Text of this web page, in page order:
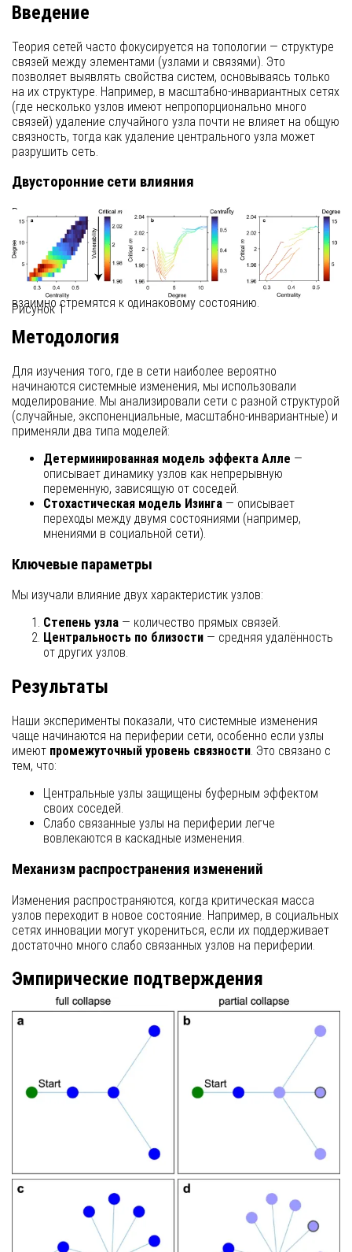
Рисунок 1
Введение
Теория сетей часто фокусируется на топологии — структуре
связей между элементами (узлами и связями). Это
позволяет выявлять свойства систем, основываясь только
на их структуре. Например, в масштабно-инвариантных сетях
(где несколько узлов имеют непропорционально много
связей) удаление случайного узла почти не влияет на общую
связность, тогда как удаление центрального узла может
разрушить сеть.
Двусторонние сети влияния
В реальности сети часто подвергаются более тонким
воздействиям, чем полное удаление узлов. В социальных
сетях люди склонны перенимать взгляды своих связей, в
экологических системах локальные изменения могут
вызвать каскадные эффекты. Такие сети мы называем
«двусторонними сетями влияния», поскольку узлы в них
взаимно стремятся к одинаковому состоянию.
Методология
Для изучения того, где в сети наиболее вероятно
начинаются системные изменения, мы использовали
моделирование. Мы анализировали сети с разной структурой
(случайные, экспоненциальные, масштабно-инвариантные) и
применяли два типа моделей:
Детерминированная модель эффекта Алле —
описывает динамику узлов как непрерывную
переменную, зависящую от соседей.
Стохастическая модель Изинга — описывает
переходы между двумя состояниями (например,
мнениями в социальной сети).
Ключевые параметры
Мы изучали влияние двух характеристик узлов:
Степень узла — количество прямых связей.
Центральность по близости — средняя удалённость
от других узлов.
Результаты
Наши эксперименты показали, что системные изменения
чаще начинаются на периферии сети, особенно если узлы
имеют промежуточный уровень связности. Это связано с
тем, что:
Центральные узлы защищены буферным эффектом
своих соседей.
Слабо связанные узлы на периферии легче
вовлекаются в каскадные изменения.
Механизм распространения изменений
Изменения распространяются, когда критическая масса
узлов переходит в новое состояние. Например, в социальных
сетях инновации могут укорениться, если их поддерживает
достаточно много слабо связанных узлов на периферии.
Эмпирические подтверждения
Наши теоретические выводы согласуются с реальными
наблюдениями:
Социальные инновации
возникают на периферии организаций.
Экологические системы
— локальные изменения
могут предотвратить коллапс всей сети.
Финансовые сети
— устойчивость банков зависит от
их положения в сети.
В двусторонних сетях влияния изменения чаще начинаются
на периферии, чем в центре. Это открытие имеет значение
для управления устойчивостью социальных, экологических и
финансовых систем.